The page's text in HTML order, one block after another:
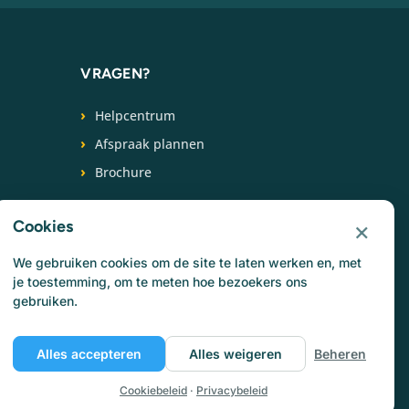
VRAGEN?
Helpcentrum
Afspraak plannen
Brochure
+31 (0) 88 266 6539
CookiebeleidGebruikersvoorwaarden
Cookies ×
We gebruiken cookies om de site te laten werken en, met
je toestemming, om te meten hoe bezoekers ons
gebruiken.
Alles accepteren Alles weigeren Beheren
Cookiebeleid · Privacybeleid